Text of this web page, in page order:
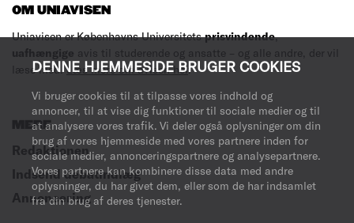
DENNE HJEMMESIDE BRUGER COOKIES
Vi bruger cookies til at tilpasse vores indhold og
annoncer, til at vise dig funktioner til sociale medier og til
at analysere vores trafik. Vi deler også oplysninger om din
brug af vores hjemmeside med vores partnere inden for
sociale medier, annonceringspartnere og analysepartnere.
Vores partnere kan kombinere disse data med andre
oplysninger, du har givet dem, eller som de har indsamlet
fra din brug af deres tjenester.
OM UNIAVISEN
Uniavisen er Københavns Universitetsprisvindende,
uafhængige avis til studerende og ansatte – og alle andre, der vil
læse med.Læs mere om avisen her.
MERE
Redaktionen
Indsend debatindlæg
Annoncering